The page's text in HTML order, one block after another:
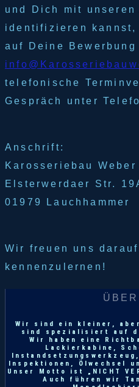
und Dich mit unseren
identifizieren kannst,
auf Deine
telefonische
Gespräch unter
Anschrift:
Karosseriebau Weber
Elsterwerdaer Str.
01979 Lauchhammer
Wir freuen uns
kennenzulernen!
Wir sind ein kleiner,
sind spezialisiert auf
Wir haben eine
Lackierkabine,
Inspektionen, Ölwechsel
Unser Motto ist „NICHT
Auch führen wir